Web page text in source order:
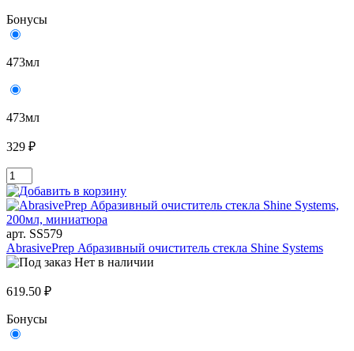
Бонусы
473мл
473мл
329 ₽
арт. SS579
AbrasivePrep Абразивный очиститель стекла Shine Systems
Нет в наличии
619.50 ₽
Бонусы